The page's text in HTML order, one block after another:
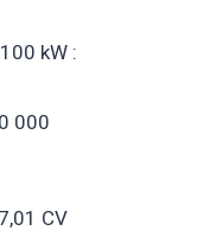
kW :
000
CV